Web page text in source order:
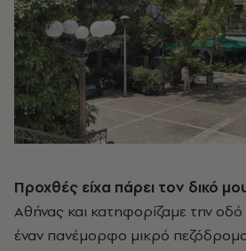
Προχθές είχα πάρει τον δικό
Αθήνας και κατηφορίζαμε την
έναν πανέμορφο μικρό